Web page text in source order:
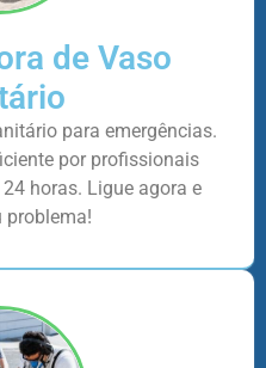
de Vaso
para emergências.
por profissionais
horas. Ligue agora e
problema!